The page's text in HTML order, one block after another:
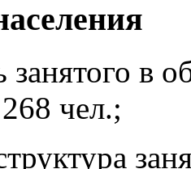
занятого в
чел.;